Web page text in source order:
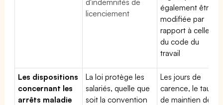
licenciement
également être
modifiée par
rapport à celle
du code du
travail
Les dispositions
concernant les
arrêts maladie
La loi protège les
salariés, quelle que
soit la convention
Les jours de
carence, le taux
de maintien de